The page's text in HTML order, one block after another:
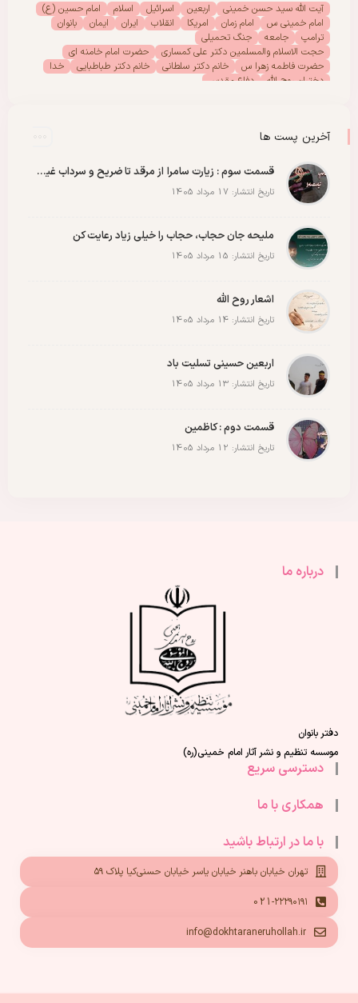
آیت الله سید حسن خمینی اربعین اسرائیل اسلام
امام حسین (ع)
امام خمینی س
امام زمان امریکا انقلاب ایران ایمان
بانوان
ترامپ
جامعه
جنگ تحمیلی
حجت الاسلام والمسلمین دکتر علی کمساری
حضرت امام خامنه ای
حضرت فاطمه زهرا س
خانم دکتر سلطانی خانم دکتر طباطبایی
خدا
دختران روح الله
دفاع مقدس
مادران شهدا
مجمع دختران روح اللهآخرین پست ها
قسمت سوم : زیارت سامرا از مرقد تا ضریح و سرداب غیبت امام زمان عجل الله رو با عشق ببینید
تاریخ انتشار: 17 مرداد 1405
ملیحه جان حجاب، حجاب را خیلی زیاد رعایت کن
تاریخ انتشار: 15 مرداد 1405
اشعار روح الله
تاریخ انتشار: 14 مرداد 1405
اربعین حسینی تسلیت باد
تاریخ انتشار: 13 مرداد 1405
قسمت دوم : کاظمین
تاریخ انتشار: 12 مرداد 1405
درباره ما
دفتر بانوان
موسسه تنظیم و نشر آثار امام خمینی(ره)
دسترسی سریع
همکاری با ما
با ما در ارتباط باشید
تهران خیابان باهنر خیابان یاسر خیابان حسنی‌کیا پلاک ۵۹
021-۲۲۲۹۰۱۹۱
info@dokhtaraneruhollah.ir